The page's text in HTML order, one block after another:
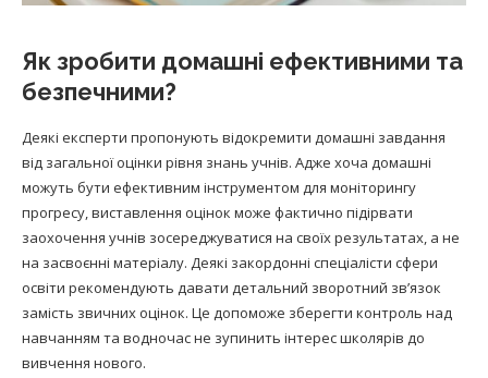
Як зробити домашні ефективними та
безпечними?
Деякі експерти пропонують відокремити домашні завдання
від загальної оцінки рівня знань учнів. Адже хоча домашні
можуть бути ефективним інструментом для моніторингу
прогресу, виставлення оцінок може фактично підірвати
заохочення учнів зосереджуватися на своїх результатах, а не
на засвоєнні матеріалу. Деякі закордонні спеціалісти сфери
освіти рекомендують давати детальний зворотний зв’язок
замість звичних оцінок. Це допоможе зберегти контроль над
навчанням та водночас не зупинить інтерес школярів до
вивчення нового.